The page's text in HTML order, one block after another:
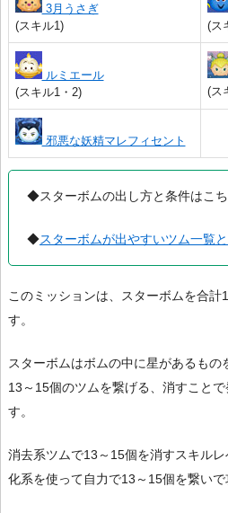
3月うさぎ
(スキル1)
(ス
ルミエール
(スキル1・2)
(ス
邪悪な妖精マレフィセント
◆スターボムの出し方と条件はこ
◆スターボムが出やすいツム一覧
このミッションは、スターボムを合計
す。
スターボムはボムの中に星があるもの
13～15個のツムを繋げる、消すこと
す。
消去系ツムで13～15個を消すスキル
化系を使って自力で13～15個を繋いで